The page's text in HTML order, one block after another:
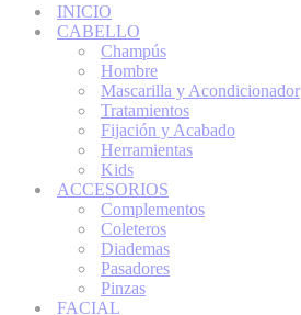
navegación
INICIO
CABELLO
Champús
Hombre
Mascarilla y Acondicionador
Tratamientos
Fijación y Acabado
Herramientas
Kids
ACCESORIOS
Complementos
Coleteros
Diademas
Pasadores
Pinzas
FACIAL